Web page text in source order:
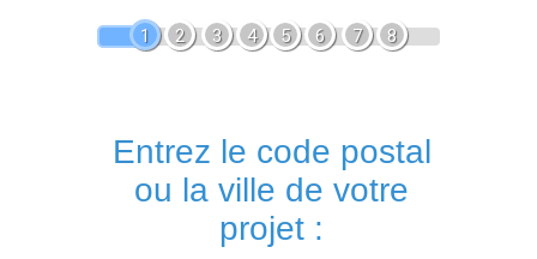
1 2 3 4 5 6 7 8
Entrez le code postal
ou la ville de votre
projet :